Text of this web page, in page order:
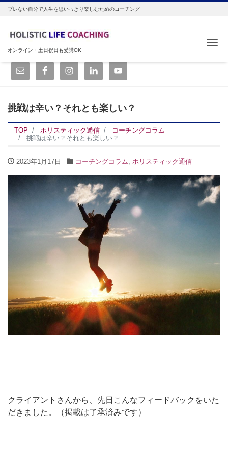
ブレない自分で人生を思いっきり楽しむためのコーチング
オンライン・土日祝日も受講OK
挑戦は辛い？それとも楽しい？
TOP ホリスティック通信
コーチングコラム
挑戦は辛い？それとも楽しい？
2023年1月17日 コーチングコラム ホリスティック通信
クライアントさんから、先日こんなフィードバックをいた
だきました。（掲載は了承済みです）